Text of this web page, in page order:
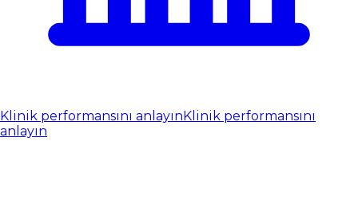
Klinik performansını anlayınKlinik performansını
anlayın